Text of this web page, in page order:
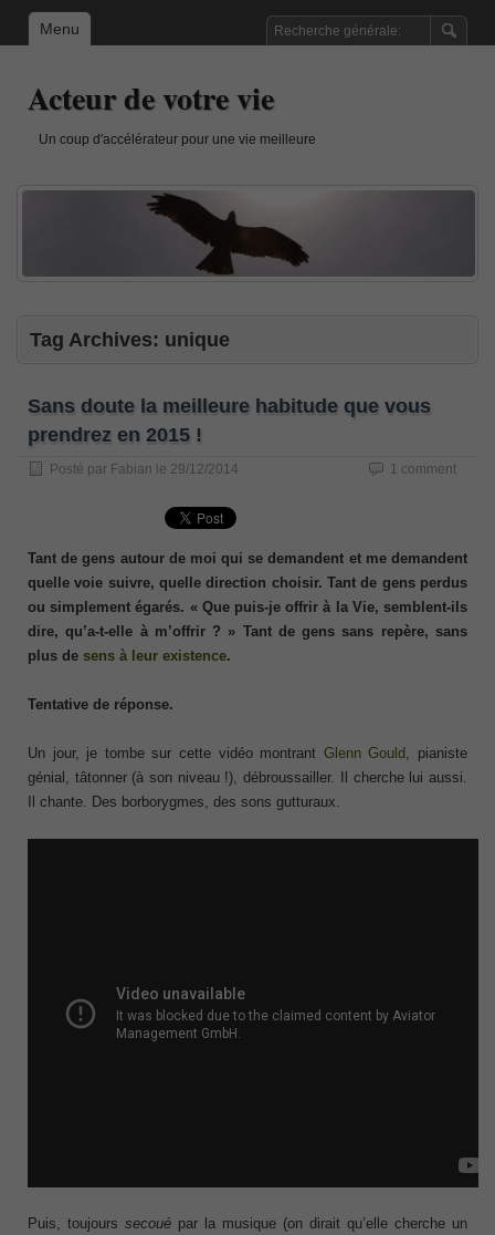
Menu
Acteur de votre vie
Un coup d'accélérateur pour une vie meilleure
Tag Archives: unique
Sans doute la meilleure habitude que vous
prendrez en 2015 !
Posté par Fabian le 29/12/2014 1 comment
Tant de gens autour de moi qui se demandent et me demandent
quelle voie suivre, quelle direction choisir. Tant de gens perdus
ou simplement égarés. « Que puis-je offrir à la Vie, semblent-ils
dire, qu’a-t-elle à m’offrir ? » Tant de gens sans repère, sans
plus de sens à leur existence.
Tentative de réponse.
Un jour, je tombe sur cette vidéo montrant Glenn Gould , pianiste
génial, tâtonner (à son niveau !), débroussailler. Il cherche lui aussi.
Il chante. Des borborygmes, des sons gutturaux.
Puis, toujours secoué par la musique (on dirait qu’elle cherche un